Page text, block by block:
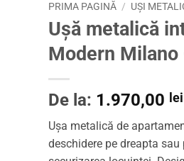
PRIMA PAGINĂ / UȘI
Ușă metalică
Modern Milano
De la: 1.970,00 lei
Ușa metalică de
deschidere pe dreapta